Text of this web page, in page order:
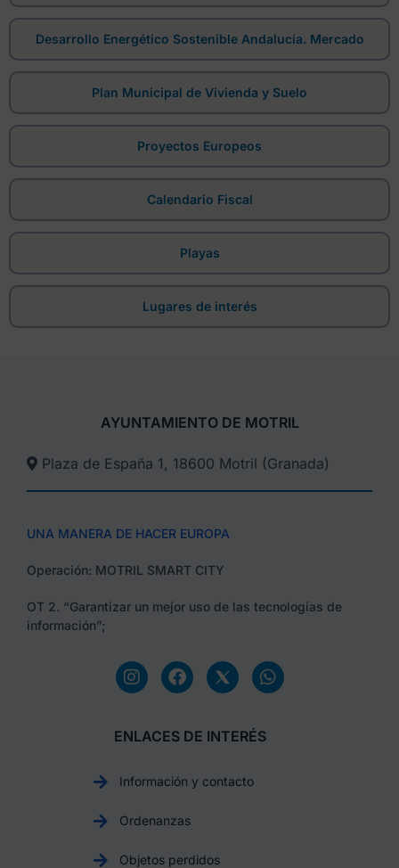
Desarrollo Energético Sostenible Andalucía. Mercado
Plan Municipal de Vivienda y Suelo
Proyectos Europeos
Calendario Fiscal
Playas
Lugares de interés
AYUNTAMIENTO DE MOTRIL
Plaza de España 1, 18600 Motril (Granada)​
UNA MANERA DE HACER EUROPA
Operación: MOTRIL SMART CITY
OT 2. “Garantizar un mejor uso de las tecnologías de
información”;
ENLACES DE INTERÉS
Información y contacto
Ordenanzas
Objetos perdidos